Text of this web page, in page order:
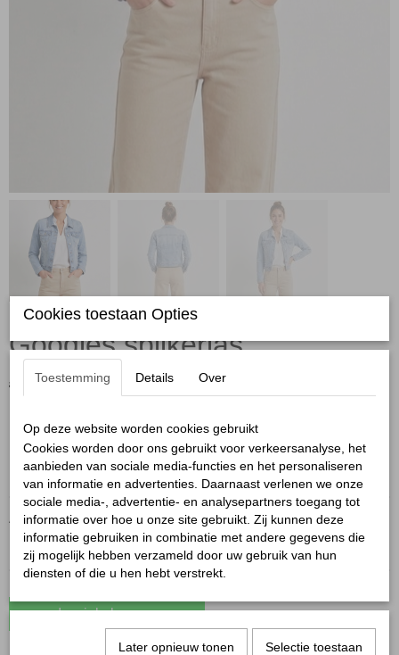
Goodies spijkerjas
€ 39,95 € 23,97
Maten:
Aantal
In winkelwagen
Cookies toestaan Opties
Toestemming Details Over
Op deze website worden cookies gebruikt
Cookies worden door ons gebruikt voor verkeersanalyse, het
aanbieden van sociale media-functies en het personaliseren
van informatie en advertenties. Daarnaast verlenen we onze
sociale media-, advertentie- en analysepartners toegang tot
informatie over hoe u onze site gebruikt. Zij kunnen deze
informatie gebruiken in combinatie met andere gegevens die
zij mogelijk hebben verzameld door uw gebruik van hun
diensten of die u hen hebt verstrekt.
Later opnieuw tonen Selectie toestaan